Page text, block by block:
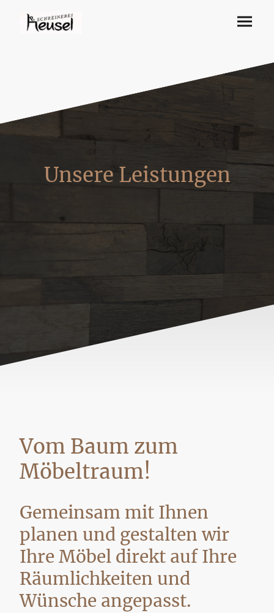
Unsere Leistungen
Vom Baum zum
Möbeltraum!
Gemeinsam mit Ihnen
planen und gestalten wir
Ihre Möbel direkt auf Ihre
Räumlichkeiten und
Wünsche angepasst.